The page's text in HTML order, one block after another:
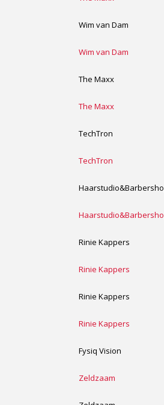
Wim van Dam
Wim van Dam
The Maxx
The Maxx
TechTron
TechTron
Rinie Kappers
Rinie Kappers
Rinie Kappers
Rinie Kappers
Fysiq Vision
Zeldzaam